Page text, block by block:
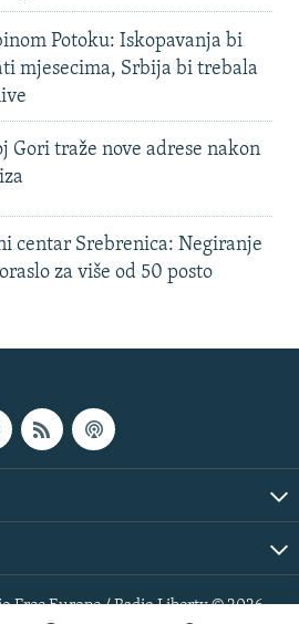
Potoku: Iskopavanja bi
mjesecima, Srbija bi trebala
Gori traže nove adrese nakon
centar Srebrenica: Negiranje
za više od 50 posto
Free Europe / Radio Liberty © 2026